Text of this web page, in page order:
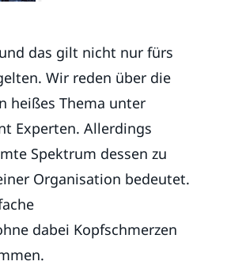
das gilt nicht nur fürs
Wir reden über die
heißes Thema unter
Experten. Allerdings
Spektrum dessen zu
Organisation bedeutet.
dabei Kopfschmerzen